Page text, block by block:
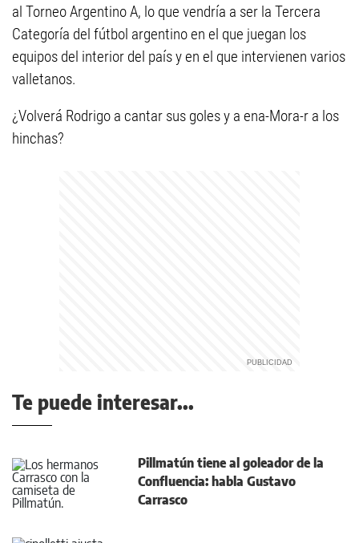
al Torneo Argentino A, lo que vendría a ser la Tercera
Categoría del fútbol argentino en el que juegan los
equipos del interior del país y en el que intervienen varios
valletanos.
¿Volverá Rodrigo a cantar sus goles y a ena-Mora-r a los
hinchas?
Te puede interesar...
Pillmatún tiene al goleador de la
Confluencia: habla Gustavo
Carrasco